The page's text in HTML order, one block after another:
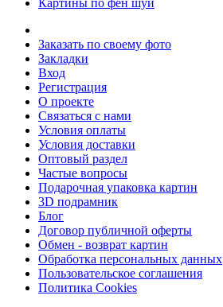
Картины по фен шуй
Заказать по своему фото
Закладки
Вход
Регистрация
О проекте
Связаться с нами
Условия оплаты
Условия доставки
Оптовый раздел
Частые вопросы
Подарочная упаковка картин
3D подрамник
Блог
Договор публичной оферты
Обмен - возврат картин
Обработка персональных данных
Пользовательское соглашения
Политика Cookies